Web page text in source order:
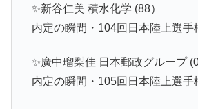
✨新谷仁美 積水化学 (88）
内定の瞬間・104回日本陸上選手
✨廣中瑠梨佳 日本郵政グループ
内定の瞬間・105回日本陸上選手